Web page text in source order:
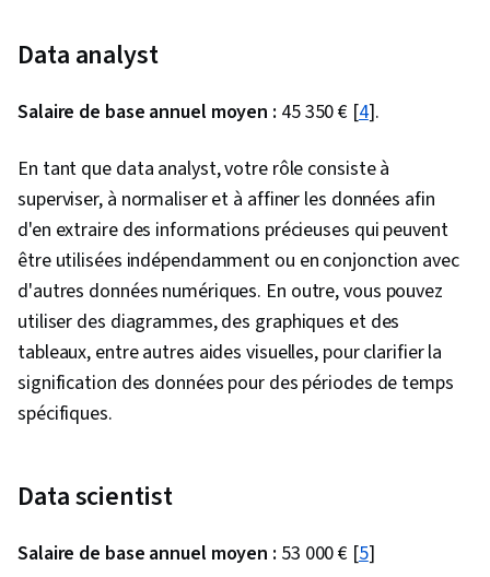
d'apprentissage automatique), GitHub, Plates-
développement de logiciels, Contrôle des
intégré, Logiciel de visualisation de données,
API dans le nuage, Programmation statistique,
Services en nuage, Autres langages de
programmation, Hébergement en nuage,
Informatique en nuage, Git (système de
contrôle de version), Analyse des données,
Théorie des bases de données, Accès aux
données, Langages de requête, Bases de
décision fondée sur des données, Stockage
Modélisation des données, Compétences
Data analyst
Salaire de base annuel moyen : 45 350 € [4].
En tant que data analyst, votre rôle consiste à
superviser, à normaliser et à affiner les données afin
d'en extraire des informations précieuses qui peuvent
être utilisées indépendamment ou en conjonction avec
d'autres données numériques. En outre, vous pouvez
utiliser des diagrammes, des graphiques et des
tableaux, entre autres aides visuelles, pour clarifier la
signification des données pour des périodes de temps
spécifiques.
Data scientist
Salaire de base annuel moyen : 53 000 € [5]